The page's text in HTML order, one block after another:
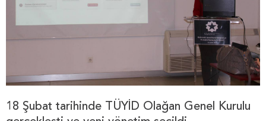
18 Şubat tarihinde TÜYİD Olağan Genel Kurulu